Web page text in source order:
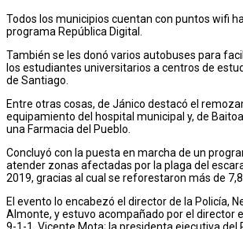
Todos los municipios cuentan con puntos wifi
programa República Digital.
También se les donó varios autobuses para
los estudiantes universitarios a centros de
de Santiago.
Entre otras cosas, de Jánico destacó el
equipamiento del hospital municipal y, de
una Farmacia del Pueblo.
Concluyó con la puesta en marcha de un
atender zonas afectadas por la plaga del
2019, gracias al cual se reforestaron más de
El evento lo encabezó el director de la Policía,
Almonte, y estuvo acompañado por el director